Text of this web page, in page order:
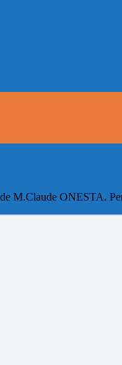
de M.Claude ONESTA.